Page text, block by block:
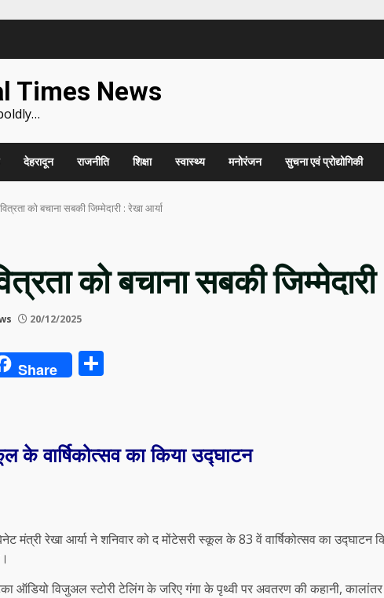
Times News
देहरादून राजनीति शिक्षा स्वास्थ्य मनोरंजन सुचना एवं प्रोद्योगिकी
को बचाना सबकी जिम्मेदारी : रेखा आर्या
को बचाना सबकी
20/12/2025
Share
के वार्षिकोत्सव का किया उद्घाटन
मंत्री रेखा आर्या ने शनिवार को द मोंटेसरी स्कूल के 83 वें वार्षिकोत्सव का
ऑडियो विजुअल स्टोरी टेलिंग के जरिए गंगा के पृथ्वी पर अवतरण की कहानी, कालांतर